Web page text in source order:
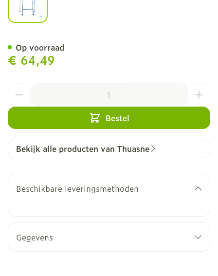
€ 64,49
Bestel
Op voorraad
Bekijk alle producten van Thuasne
Beschikbare leveringsmethoden
Gegevens